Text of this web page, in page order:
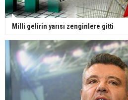
Milli gelirin yarısı zenginlere gitti